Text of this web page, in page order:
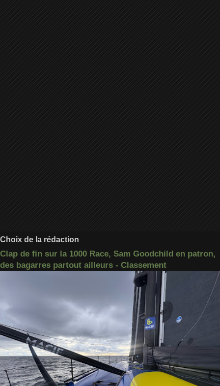
Choix de la rédaction
Clap de fin sur la 1000 Race, Sam Goodchild en patron,
des bagarres partout ailleurs - Classement